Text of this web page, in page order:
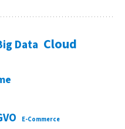
Data Cloud
E-Commerce